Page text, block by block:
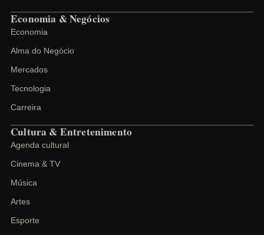
Economia & Negócios
Economia
Alma do Negócio
Mercados
Tecnologia
Carreira
Cultura & Entretenimento
Agenda cultural
Cinema & TV
Música
Artes
Esporte